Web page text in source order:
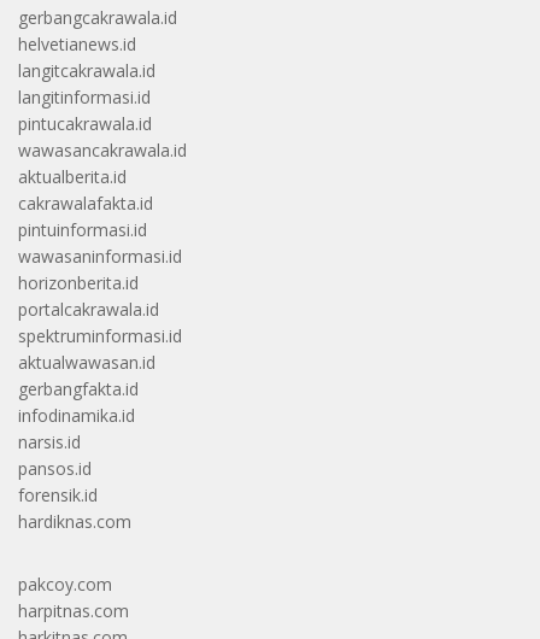
gerbangcakrawala.id
helvetianews.id
langitcakrawala.id
langitinformasi.id
pintucakrawala.id
wawasancakrawala.id
aktualberita.id
cakrawalafakta.id
pintuinformasi.id
wawasaninformasi.id
horizonberita.id
portalcakrawala.id
spektruminformasi.id
aktualwawasan.id
gerbangfakta.id
infodinamika.id
narsis.id
pansos.id
forensik.id
hardiknas.com
pakcoy.com
harpitnas.com